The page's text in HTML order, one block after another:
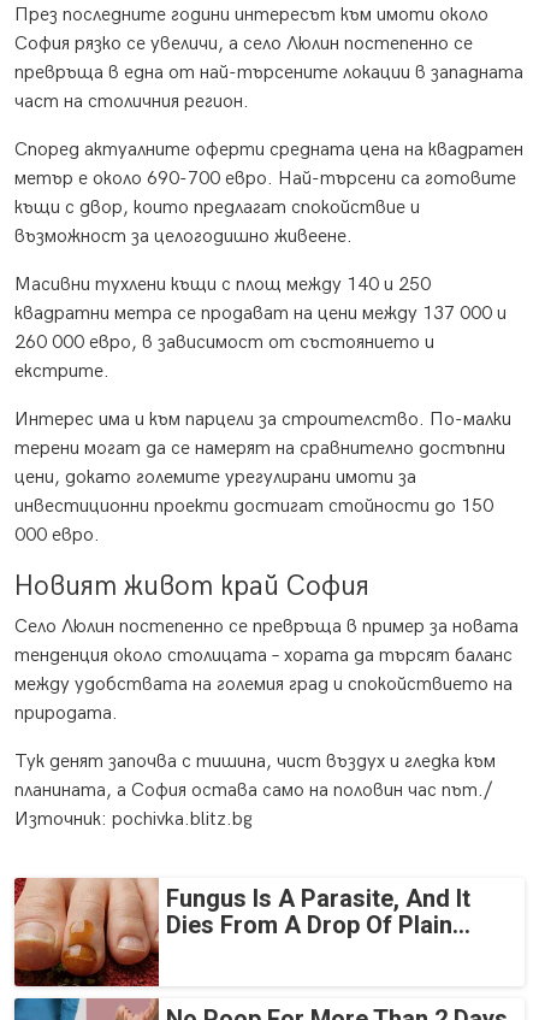
През последните години интересът към имоти около
София рязко се увеличи, а село Люлин постепенно се
превръща в една от най-търсените локации в западната
част на столичния регион.
Според актуалните оферти средната цена на квадратен
метър е около 690-700 евро. Най-търсени са готовите
къщи с двор, които предлагат спокойствие и
възможност за целогодишно живеене.
Масивни тухлени къщи с площ между 140 и 250
квадратни метра се продават на цени между 137 000 и
260 000 евро, в зависимост от състоянието и
екстрите.
Интерес има и към парцели за строителство. По-малки
терени могат да се намерят на сравнително достъпни
цени, докато големите урегулирани имоти за
инвестиционни проекти достигат стойности до 150
000 евро.
Новият живот край София
Село Люлин постепенно се превръща в пример за новата
тенденция около столицата – хората да търсят баланс
между удобствата на големия град и спокойствието на
природата.
Тук денят започва с тишина, чист въздух и гледка към
планината, а София остава само на половин час път./
Източник: pochivka.blitz.bg
Fungus Is A Parasite, And It
Dies From A Drop Of Plain...